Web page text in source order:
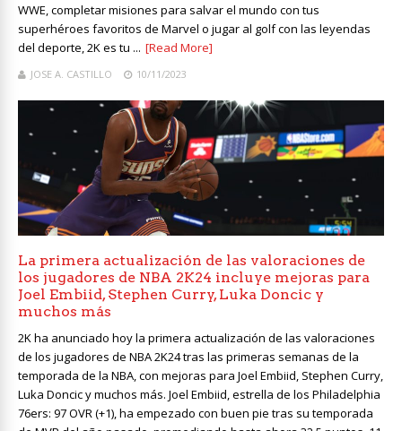
WWE, completar misiones para salvar el mundo con tus
superhéroes favoritos de Marvel o jugar al golf con las leyendas
del deporte, 2K es tu ... [Read More]
JOSE A. CASTILLO 10/11/2023
La primera actualización de las valoraciones de
los jugadores de NBA 2K24 incluye mejoras para
Joel Embiid, Stephen Curry, Luka Doncic y
muchos más
2K ha anunciado hoy la primera actualización de las valoraciones
de los jugadores de NBA 2K24 tras las primeras semanas de la
temporada de la NBA, con mejoras para Joel Embiid, Stephen Curry,
Luka Doncic y muchos más. Joel Embiid, estrella de los Philadelphia
76ers: 97 OVR (+1), ha empezado con buen pie tras su temporada